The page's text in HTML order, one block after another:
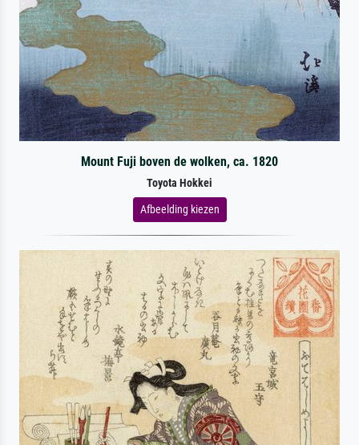
Mount Fuji boven de wolken, ca. 1820
Toyota Hokkei
Afbeelding kiezen